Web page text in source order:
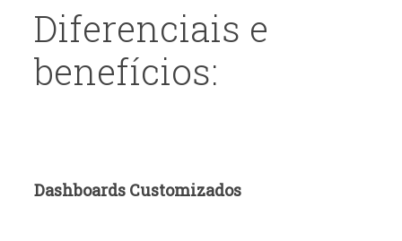
Diferenciais e
benefícios:
Dashboards Customizados